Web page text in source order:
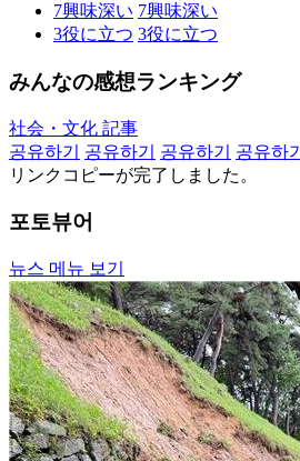
7興味深い 7興味深い
3役に立つ 3役に立つ
みんなの感想ランキング
社会・文化 記事
공유하기
공유하기 공유하기 공유하기
リンクコピーが完了しました。
포토뷰어
뉴스 메뉴 보기